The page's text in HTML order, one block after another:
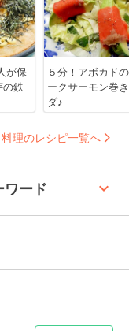
が保
の鉄
５分！アボカド
ークサーモン巻
ダ♪
理のレシピ一覧へ
ワード keyboard_arrow_up